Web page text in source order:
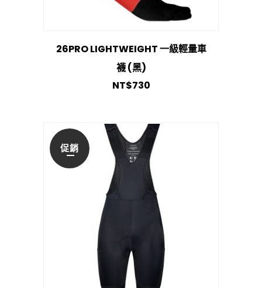
26PRO LIGHTWEIGHT 一級輕量車
襪 (黑)
NT$730
促銷